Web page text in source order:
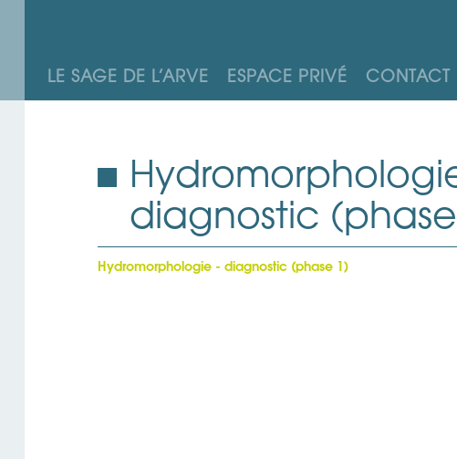
LE SAGE DE L’ARVE ESPACE PRIVÉ CONTACT
diagnostic
Hydromorphologie - diagnostic (phase 1)